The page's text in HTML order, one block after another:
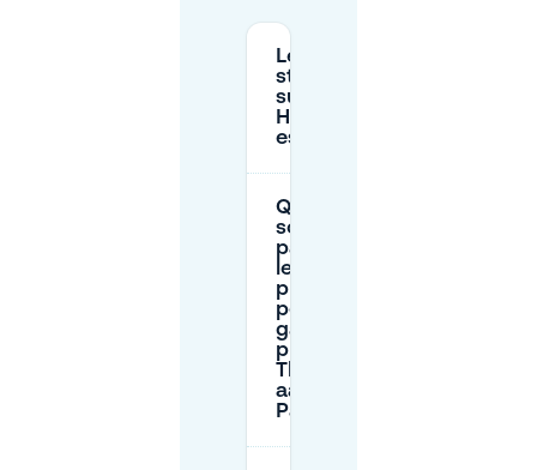
Le
stationnement
sur Parade à ’s-
Hertogenbosch
est-il payant ?
Quels
sont les
parkings
les plus
proches
pour se
garer
près du
Theater
aan de
Parade ?